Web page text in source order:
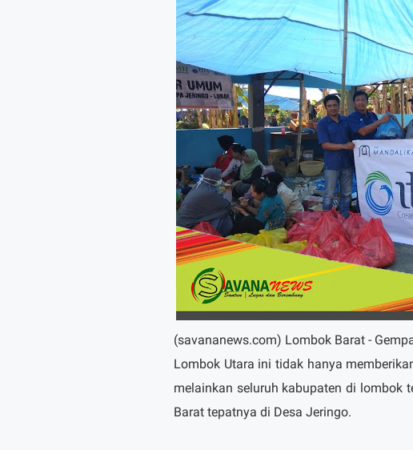
(savananews.com) Lombok Barat -
Lombok Utara ini tidak hanya
melainkan seluruh kabupaten di lombok
Barat tepatnya di Desa Jeringo.